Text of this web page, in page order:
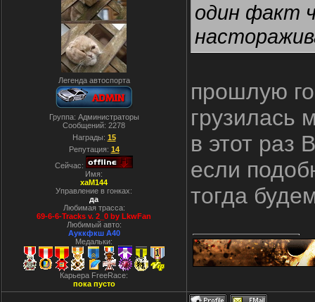
Легенда автоспорта
Группа: Администраторы
Сообщений: 2278
Награды: 15
Репутация: 14
Сейчас:
Имя:
xaM144
Управление в гонках:
да
Любимая трасса:
69-6-6-Tracks v. 2_0 by LkwFan
Любимый авто:
Ауккфкш А40
Медальки:
Карьера FreeRace:
пока пусто
один факт
прошлую
в этот раз
если
тогда